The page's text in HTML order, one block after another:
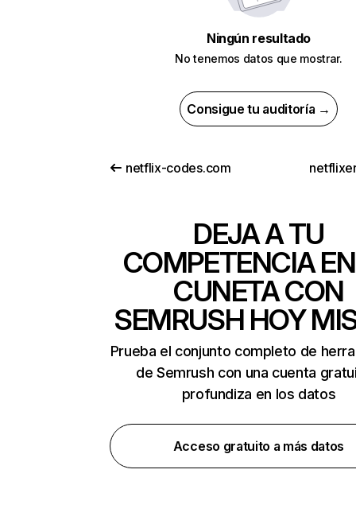
Ningún resultado
No tenemos datos que mostrar.
Consigue tu auditoría →
netflix-codes.com
DEJA A TU
COMPETENCIA
CUNETA CON
SEMRUSH HOY
Prueba el conjunto completo de
de Semrush con una cuenta
profundiza en los datos
Acceso gratuito a más datos